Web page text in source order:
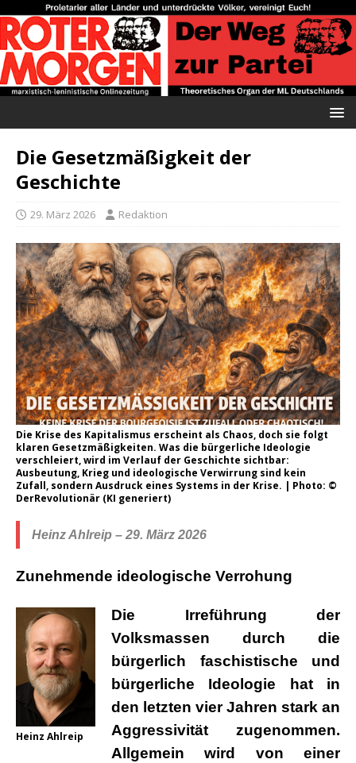
Die Gesetzmäßigkeit der
Geschichte
29. März 2026 Redaktion
Die Krise des Kapitalismus erscheint als Chaos, doch sie folgt
klaren Gesetzmäßigkeiten. Was die bürgerliche Ideologie
verschleiert, wird im Verlauf der Geschichte sichtbar:
Ausbeutung, Krieg und ideologische Verwirrung sind kein
Zufall, sondern Ausdruck eines Systems in der Krise. | Photo: ©
DerRevolutionär (KI generiert)
Heinz Ahlreip – 29. März 2026
Zunehmende ideologische Verrohung
Heinz Ahlreip
Die Irreführung der
Volksmassen durch die
bürgerlich faschistische und
bürgerliche Ideologie hat in
den letzten vier Jahren stark an
Aggressivität zugenommen.
Allgemein wird von einer